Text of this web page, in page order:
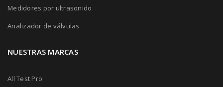
Medidores por ultrasonido
Analizador de válvulas
NUESTRAS MARCAS
All Test Pro